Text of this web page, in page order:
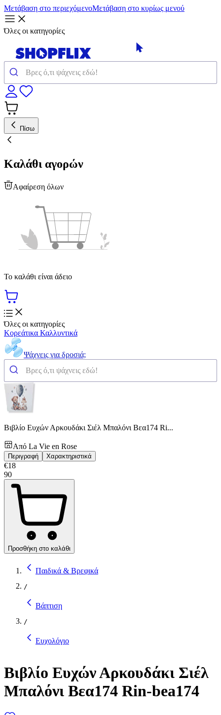
Μετάβαση στο περιεχόμενοΜετάβαση στο κυρίως μενού
Όλες οι κατηγορίες
Πίσω
Καλάθι αγορών
Αφαίρεση όλων
Το καλάθι είναι άδειο
Όλες οι κατηγορίες
Κορεάτικα Καλλυντικά
Ψάχνεις για δροσιά;
Βιβλίο Ευχών Αρκουδάκι Σιέλ Μπαλόνι Βεα174 Ri...
Από La Vie en Rose
Περιγραφή Χαρακτηριστικά
€18
90
Προσθήκη στο καλάθι
Παιδικά & Βρεφικά
/
Βάπτιση
/
Ευχολόγιο
Βιβλίο Ευχών Αρκουδάκι Σιέλ
Μπαλόνι Βεα174 Rin-bea174